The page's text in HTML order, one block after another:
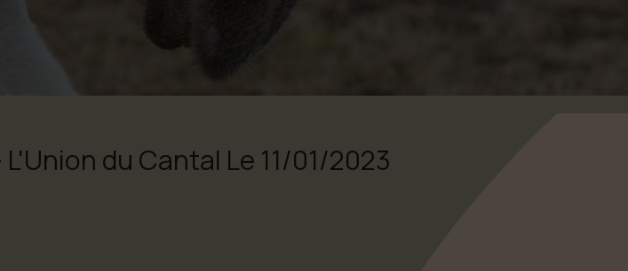
du Cantal Le 11/01/2023